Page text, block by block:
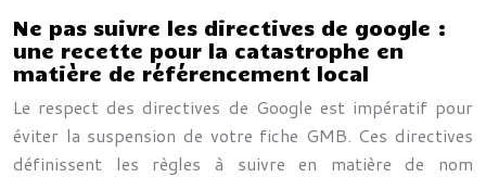
Ne pas suivre les directives de google :
une recette pour la catastrophe en
matière de référencement local
Le respect des directives de Google est impératif pour
éviter la suspension de votre fiche GMB. Ces directives
définissent les règles à suivre en matière de nom